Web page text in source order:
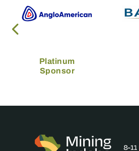
Platinum
Sponsor